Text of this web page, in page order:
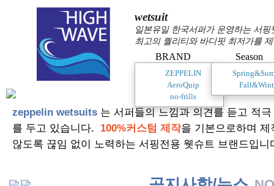
wetsuit
일본유일 한국서퍼가 운영하는 서
최고의 퀄리티와 바디핏 최저가를
BRAND
ZEPPELIN
AeroQuip
no-frills
Season
zeppelin wetsuits 는 서퍼들의 느낌과 의견를 듣고 적
를 두고 있습니다. 100%커스텀 제작을 기본으로하며
않도록 끊임 없이 노력하는 서핑전용 웻슈트 브랜드입니